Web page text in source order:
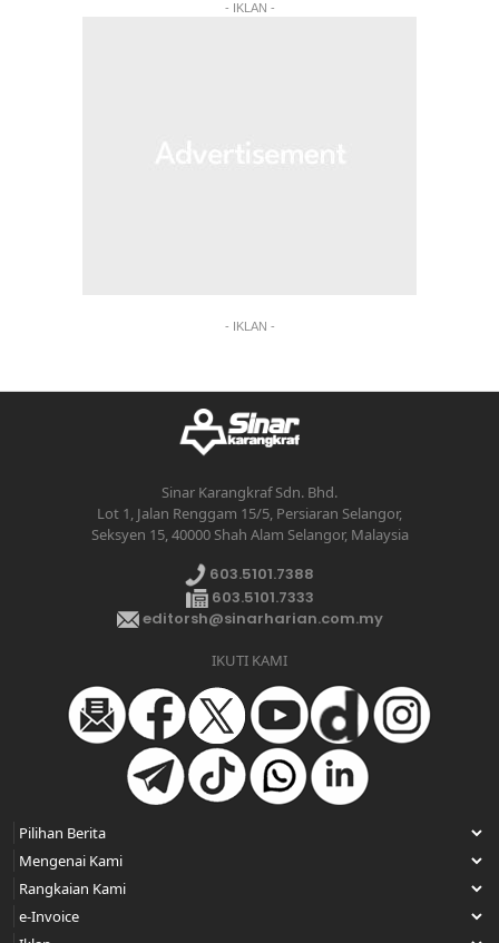
- IKLAN -
- IKLAN -
Sinar Karangkraf Sdn. Bhd.
Lot 1, Jalan Renggam 15/5, Persiaran Selangor,
Seksyen 15, 40000 Shah Alam Selangor, Malaysia
603.5101.7388
603.5101.7333
editorsh@sinarharian.com.my
IKUTI KAMI